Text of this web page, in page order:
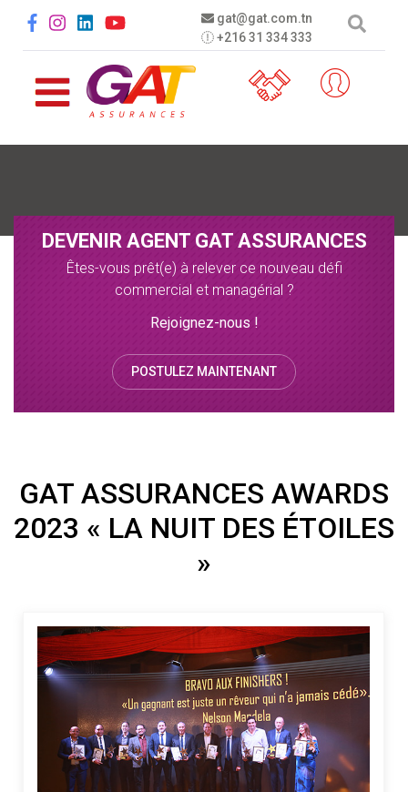
gat@gat.com.tn
+216 31 334 333
Social menu
DEVENIR AGENT GAT ASSURANCES
Êtes-vous prêt(e) à relever ce nouveau défi
commercial et managérial ?
Rejoignez-nous !
POSTULEZ MAINTENANT
GAT ASSURANCES AWARDS
2023 « LA NUIT DES ÉTOILES
»